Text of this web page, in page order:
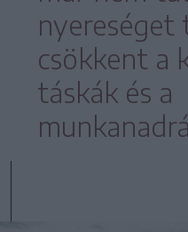
nyereséget
csökkent a
táskák és a